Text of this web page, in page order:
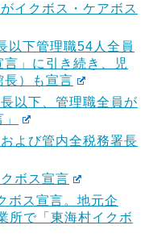
イクボス・ケアボス
以下管理職54人全員
」に引き続き、児
長）も宣言
以下、管理職全員が
よび管内全税務署長
ボス宣言
ボス宣言。地元企
所で「東海村イクボ